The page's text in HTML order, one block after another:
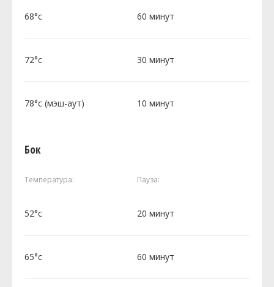
68°c 60 минут
72°c 30 минут
78°c (мэш-аут) 10 минут
Бок
Температура: Пауза:
52°c 20 минут
65°c 60 минут